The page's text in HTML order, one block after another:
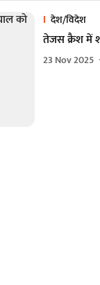
देश/विदेश
तेजस क्रैश में
23 Nov 2025